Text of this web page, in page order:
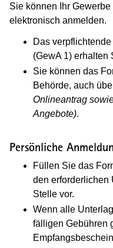
Sie können Ihr
elektronisch anmelden.
Das
(GewA 1) erhalten
Sie können das
Behörde, auch
Onlineantrag
Angebote).
Persönliche
Füllen Sie das
den erforderlichen
Stelle vor.
Wenn alle
fälligen Gebühren